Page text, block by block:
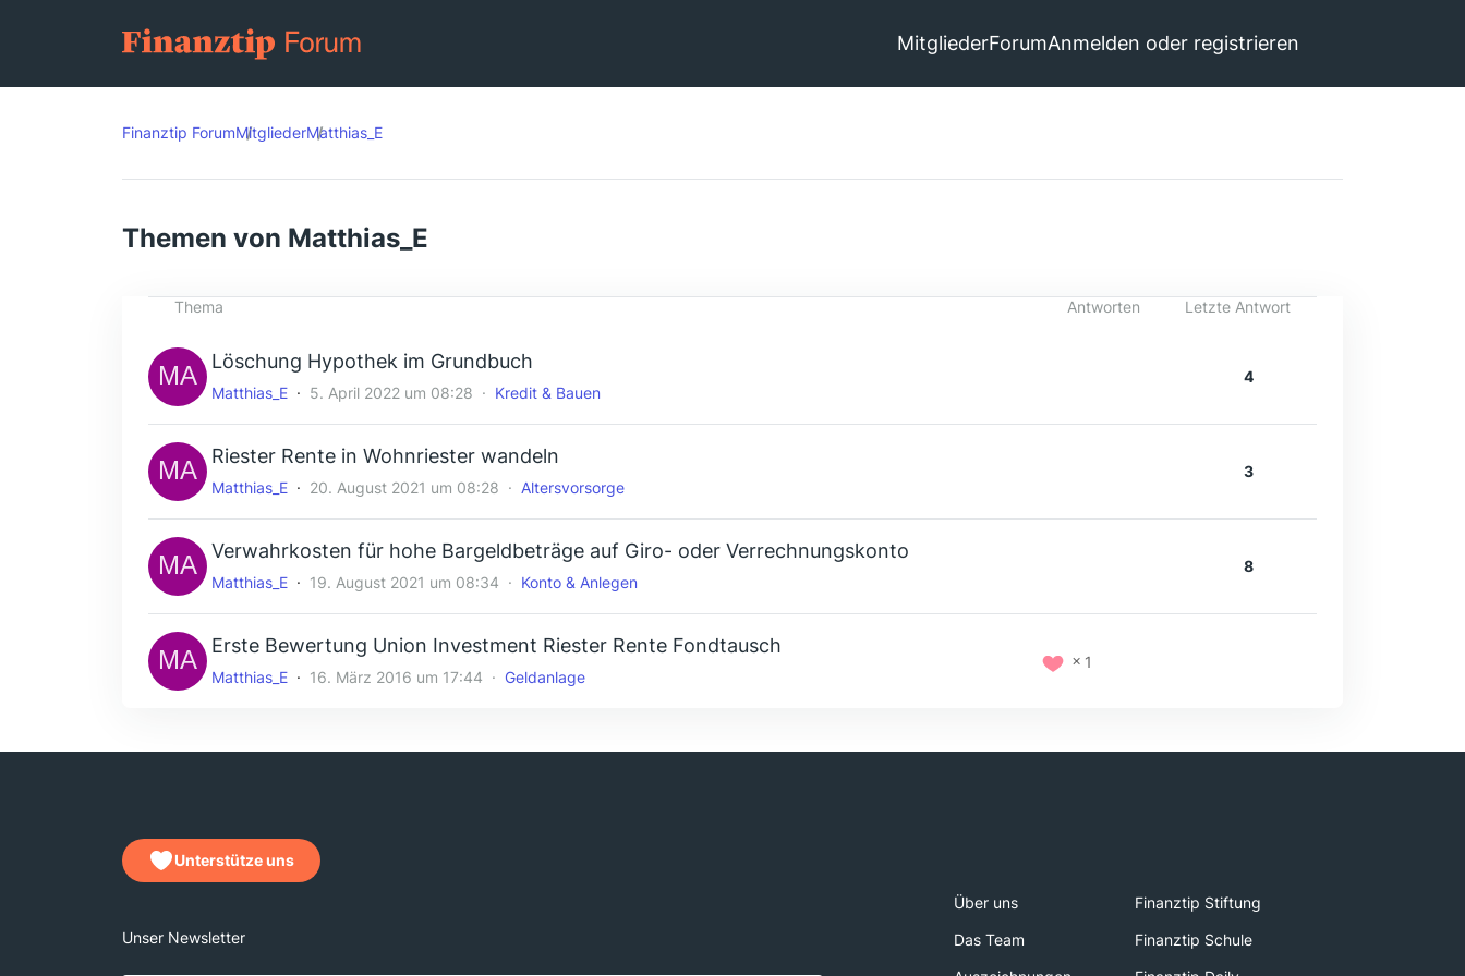
MitgliederForumAnmelden oder registrieren
Finanztip ForumMitgliederMatthias_E
Themen von Matthias_E
Thema Antworten Letzte Antwort
Löschung Hypothek im Grundbuch
Matthias_E 5. April 2022 um 08:28 Kredit & Bauen
4
Riester Rente in Wohnriester wandeln
Matthias_E 20. August 2021 um 08:28 Altersvorsorge
3
Verwahrkosten für hohe Bargeldbeträge auf Giro- oder Verrechnungskonto
Matthias_E 19. August 2021 um 08:34 Konto & Anlegen
8
Erste Bewertung Union Investment Riester Rente Fondtausch
1
Matthias_E
16. März 2016 um 17:44 Geldanlage
Unterstütze uns
Über uns
Finanztip Stiftung
Das Team
Finanztip Schule